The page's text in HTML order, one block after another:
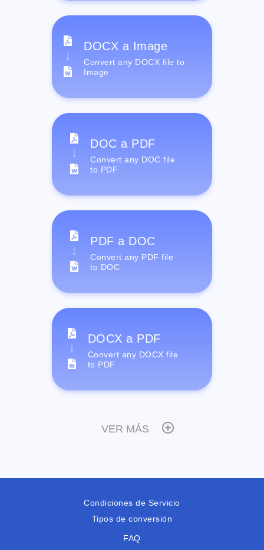
DOCX a Image
Convert any DOCX file to
Image
DOC a PDF
Convert any DOC file
to PDF
PDF a DOC
Convert any PDF file
to DOC
DOCX a PDF
Convert any DOCX file
to PDF
VER MÁS
Condiciones de Servicio
Tipos de conversión
FAQ